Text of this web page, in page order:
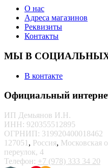
О нас
Адреса магазинов
Реквизиты
Контакты
МЫ В
В контакте
Официальный
ИП Демьянов И.Н.
ИНН: 920355512895
ОГРНИП: 319920400018462
127051 , Россия, Московская
переулок, 4
Телефон: +7 (978) 333 34 20